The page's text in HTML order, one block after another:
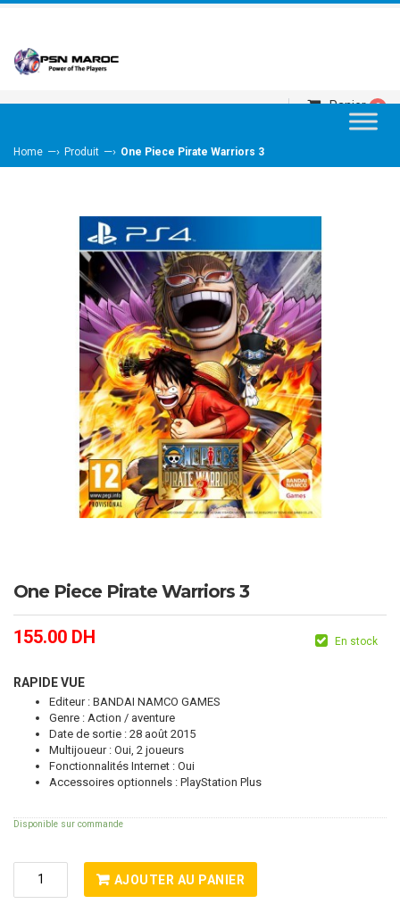
Panier 0
Home —› Produit —› One Piece Pirate Warriors 3
One Piece Pirate Warriors 3
155.00 DH En stock
RAPIDE VUE
Editeur : BANDAI NAMCO GAMES
Genre : Action / aventure
Date de sortie : 28 août 2015
Multijoueur : Oui, 2 joueurs
Fonctionnalités Internet : Oui
Accessoires optionnels : PlayStation Plus
Disponible sur commande
Quantité
De
AJOUTER AU PANIER